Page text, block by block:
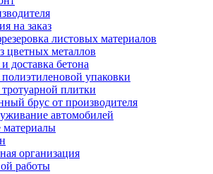
на заказ
листовых материалов
цветных металлов
доставка бетона
упаковки
плитки
брус от производителя
автомобилей
материалы
организация
работы